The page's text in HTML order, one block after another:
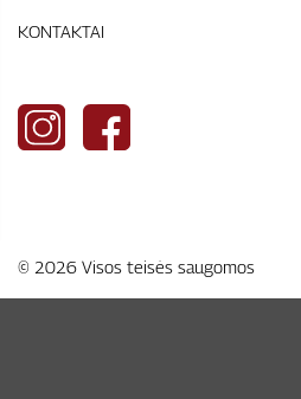
KONTAKTAI
© 2026 Visos teisės saugomos